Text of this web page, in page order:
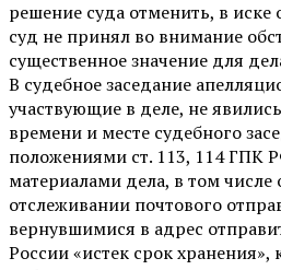
решение суда отменить, в иске
суд не принял во внимание
существенное значение для
В судебное заседание
участвующие в деле, не
времени и месте судебного
положениями ст. 113, 114 ГПК
материалами дела, в том числе
отслеживании почтового
вернувшимися в адрес
России «истек срок хранения»,